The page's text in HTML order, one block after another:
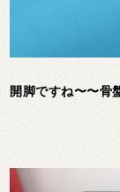
開脚ですね〜〜骨